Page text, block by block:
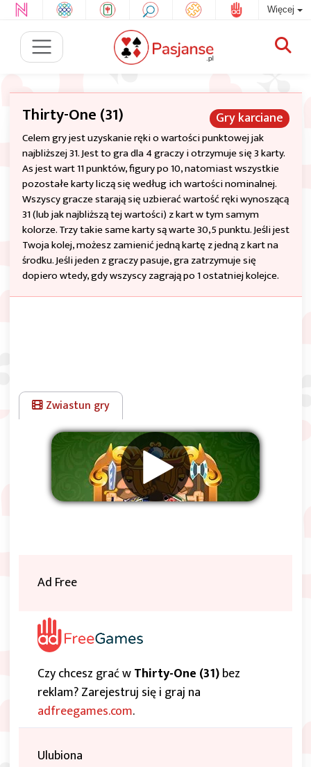
Więcej
Gry karciane
Thirty-One (31)
Celem gry jest uzyskanie ręki o wartości punktowej jak
najbliższej 31. Jest to gra dla 4 graczy i otrzymuje się 3 karty.
As jest wart 11 punktów, figury po 10, natomiast wszystkie
pozostałe karty liczą się według ich wartości nominalnej.
Wszyscy gracze starają się uzbierać wartość ręki wynoszącą
31 (lub jak najbliższą tej wartości) z kart w tym samym
kolorze. Trzy takie same karty są warte 30,5 punktu. Jeśli jest
Twoja kolej, możesz zamienić jedną kartę z jedną z kart na
środku. Jeśli jeden z graczy pasuje, gra zatrzymuje się
dopiero wtedy, gdy wszyscy zagrają po 1 ostatniej kolejce.
Zwiastun gry
Ad Free
Czy chcesz grać wThirty-One (31)bez
reklam? Zarejestruj się i graj na
adfreegames.com.
Ulubiona